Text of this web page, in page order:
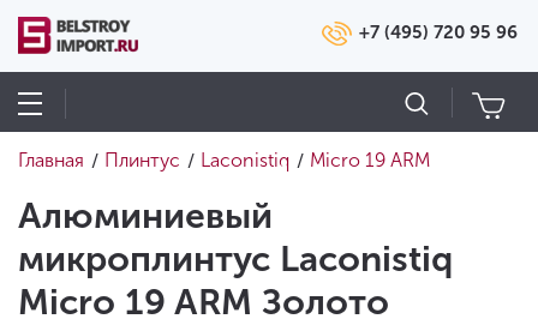
+7 (495) 720 95 96
Главная / Плинтус / Laconistiq / Micro 19 ARM
Алюминиевый
микроплинтус Laconistiq
Micro 19 ARM Золото